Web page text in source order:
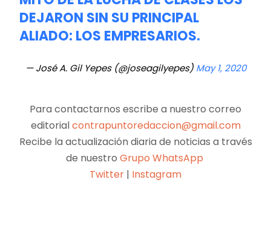
DEJARON SIN SU PRINCIPAL
ALIADO: LOS EMPRESARIOS.
— José A. Gil Yepes (@joseagilyepes) May 1, 2020
Para contactarnos escribe a nuestro correo
editorialcontrapuntoredaccion@gmail.com
Recibe la actualización diaria de noticias a través
de nuestro Grupo WhatsApp
Twitter | Instagram